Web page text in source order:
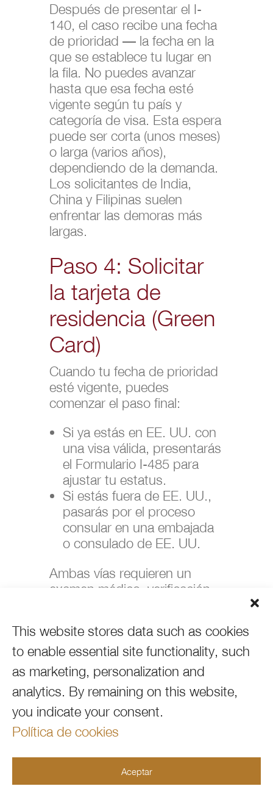
This website stores data such as cookies
to enable essential site functionality, such
as marketing, personalization and
analytics. By remaining on this website,
you indicate your consent.
Política de cookies
Aceptar
Después de presentar el I-
140, el caso recibe una fecha
de prioridad — la fecha en la
que se establece tu lugar en
la fila. No puedes avanzar
hasta que esa fecha esté
vigente según tu país y
categoría de visa. Esta espera
puede ser corta (unos meses)
o larga (varios años),
dependiendo de la demanda.
Los solicitantes de India,
China y Filipinas suelen
enfrentar las demoras más
largas.
Paso 4: Solicitar
la tarjeta de
residencia (Green
Card)
Cuando tu fecha de prioridad
esté vigente, puedes
comenzar el paso final:
Si ya estás en EE. UU. con
una visa válida, presentarás
el Formulario I-485 para
ajustar tu estatus.
Si estás fuera de EE. UU.,
pasarás por el proceso
consular en una embajada
o consulado de EE. UU.
Ambas vías requieren un
examen médico, verificación
tarjeta de residencia sea
aprobada.
Cronograma
promedio:
Cuanto antes comiences — y
cuanto más cuidadosamente
prepares tu solicitud —
mayores serán tus